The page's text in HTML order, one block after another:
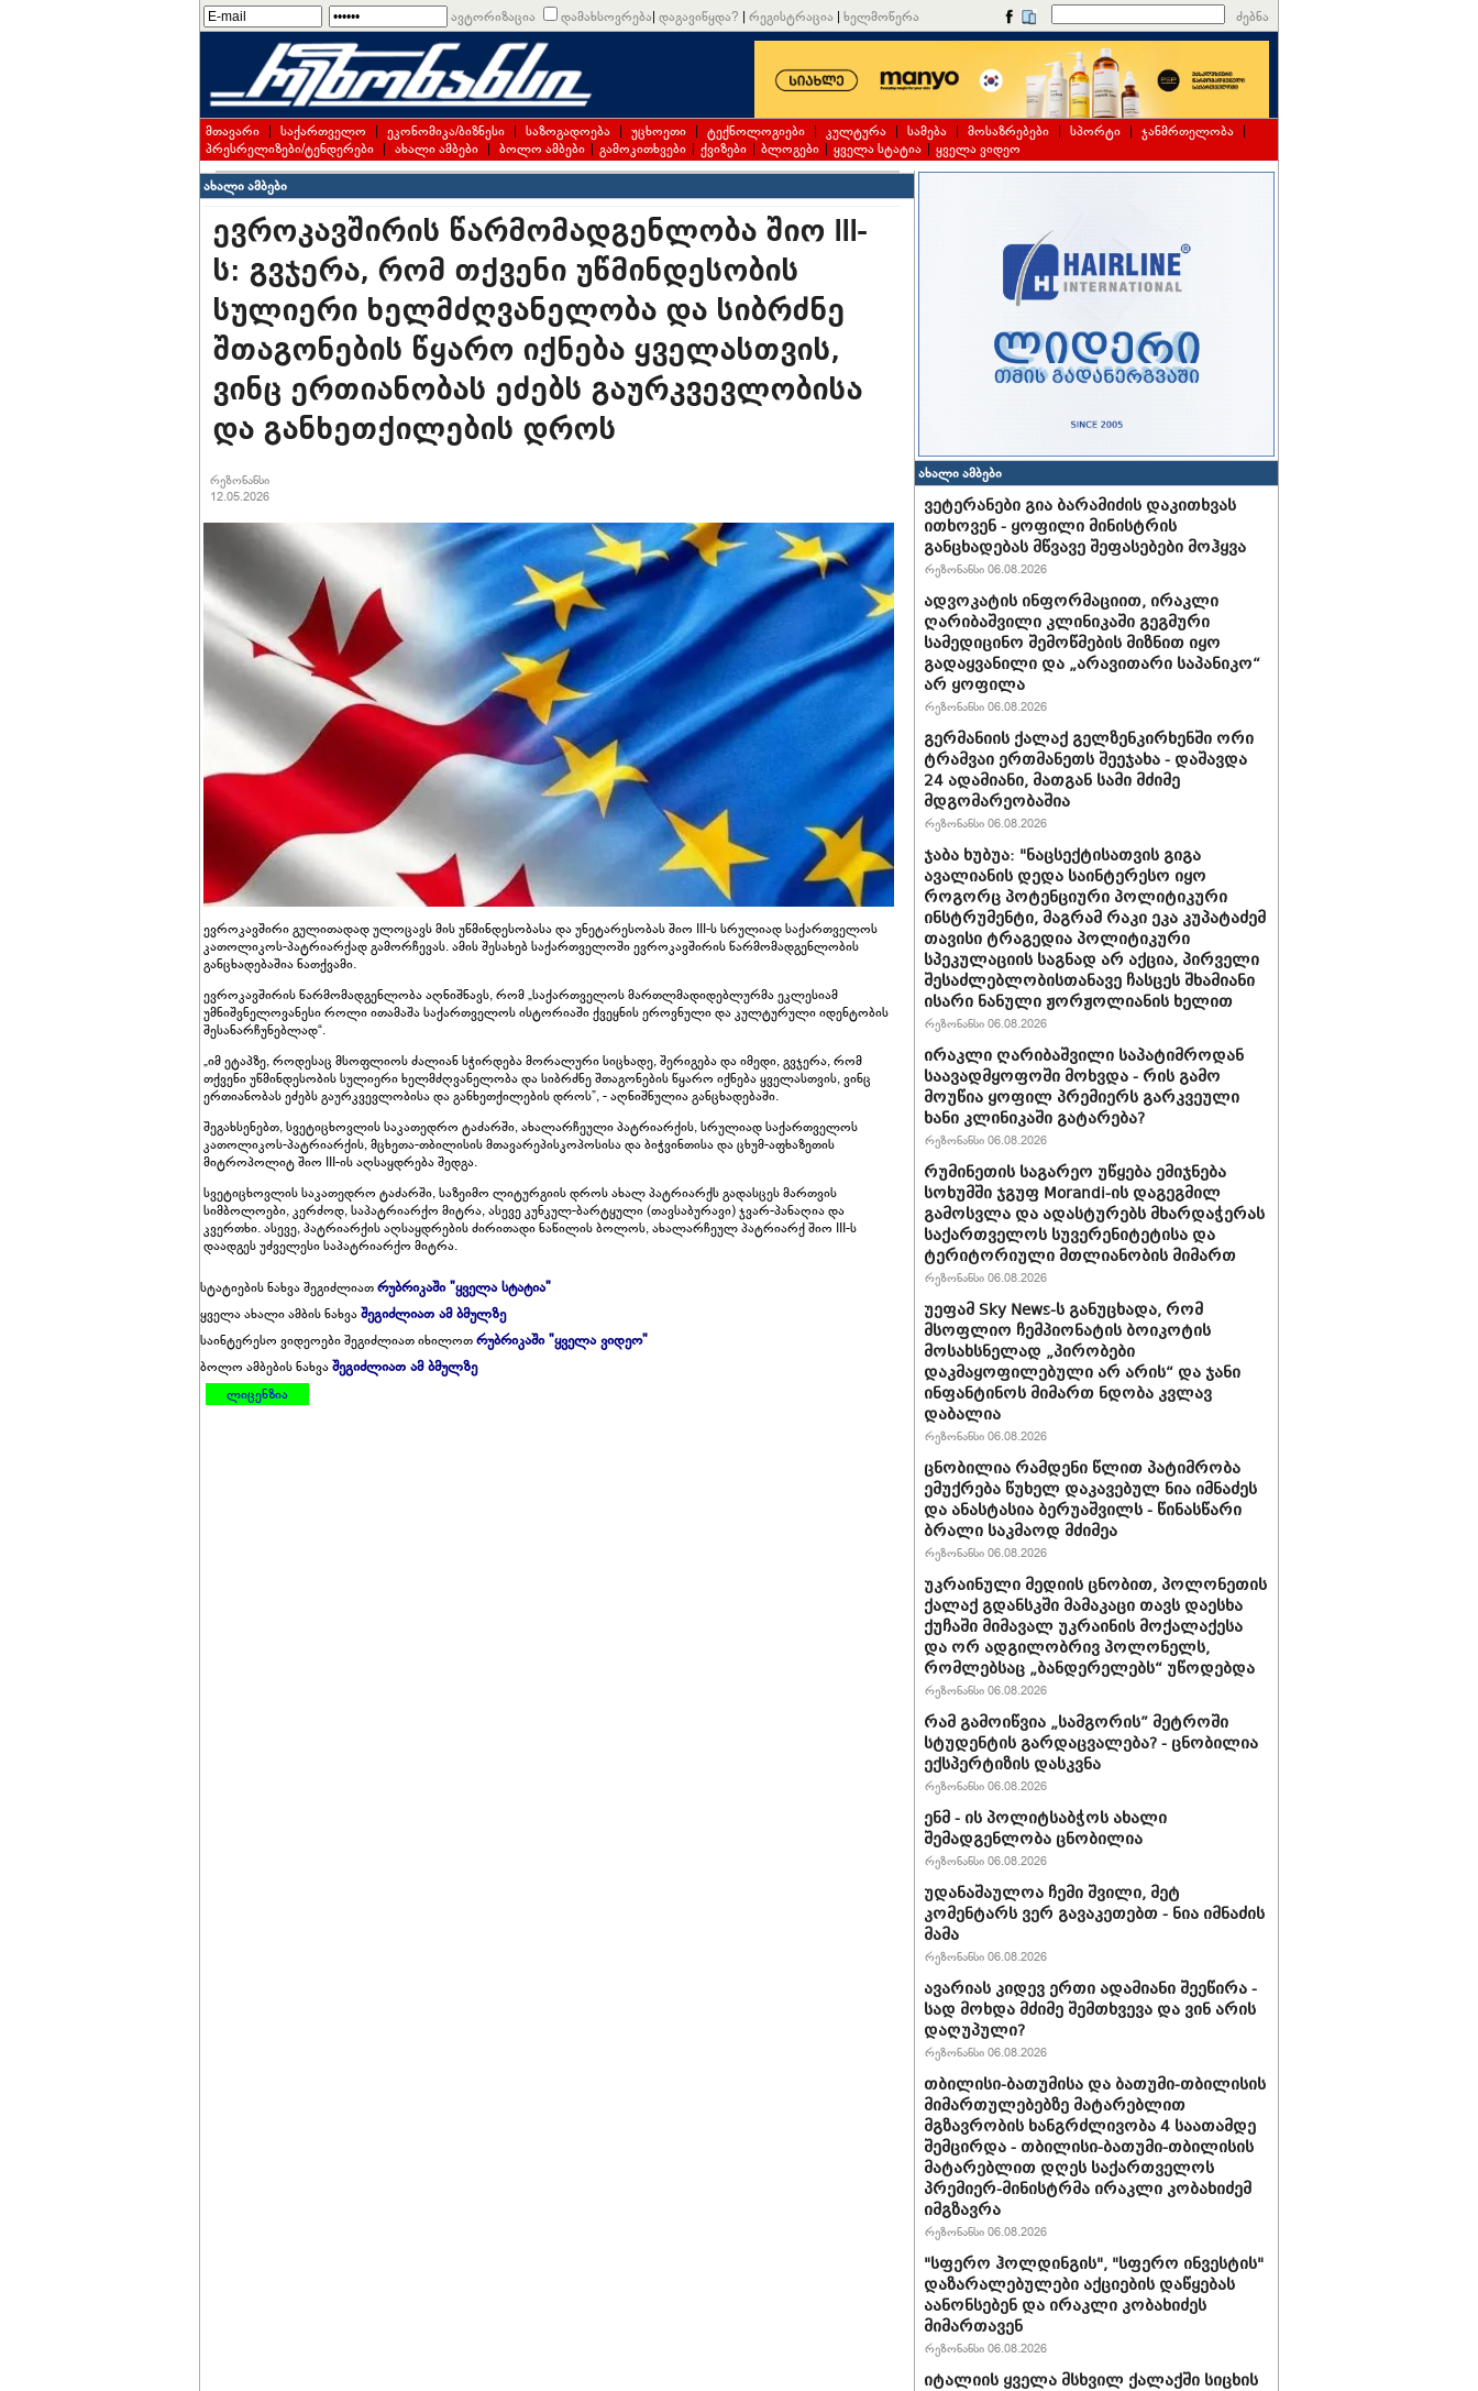
ავტორიზაცია დამახსოვრება| დაგავიწყდა? | რეგისტრაცია | ხელმოწერა ძებნა
მთავარი | საქართველო | ეკონომიკა/ბიზნესი | საზოგადოება | უცხოეთი | ტექნოლოგიები | კულტურა | სამება | მოსაზრებები | სპორტი | ჯანმრთელობა |
პრესრელიზები/ტენდერები | ახალი ამბები | ბოლო ამბები | გამოკითხვები | ქვიზები | ბლოგები | ყველა სტატია | ყველა ვიდეო
ახალი ამბები
ევროკავშირის წარმომადგენლობა შიო III-
ს: გვჯერა, რომ თქვენი უწმინდესობის
სულიერი ხელმძღვანელობა და სიბრძნე
შთაგონების წყარო იქნება ყველასთვის,
ვინც ერთიანობას ეძებს გაურკვევლობისა
და განხეთქილების დროს
რეზონანსი
12.05.2026
ევროკავშირი გულითადად ულოცავს მის უწმინდესობასა და უნეტარესობას შიო III-ს სრულიად საქართველოს
კათოლიკოს-პატრიარქად გამორჩევას. ამის შესახებ საქართველოში ევროკავშირის წარმომადგენლობის
განცხადებაშია ნათქვამი.
ევროკავშირის წარმომადგენლობა აღნიშნავს, რომ „საქართველოს მართლმადიდებლურმა ეკლესიამ
უმნიშვნელოვანესი როლი ითამაშა საქართველოს ისტორიაში ქვეყნის ეროვნული და კულტურული იდენტობის
შესანარჩუნებლად“.
„იმ ეტაპზე, როდესაც მსოფლიოს ძალიან სჭირდება მორალური სიცხადე, შერიგება და იმედი, გვჯერა, რომ
თქვენი უწმინდესობის სულიერი ხელმძღვანელობა და სიბრძნე შთაგონების წყარო იქნება ყველასთვის, ვინც
ერთიანობას ეძებს გაურკვევლობისა და განხეთქილების დროს”, - აღნიშნულია განცხადებაში.
შეგახსენებთ, სვეტიცხოვლის საკათედრო ტაძარში, ახალარჩეული პატრიარქის, სრულიად საქართველოს
კათოლიკოს-პატრიარქის, მცხეთა-თბილისის მთავარეპისკოპოსისა და ბიჭვინთისა და ცხუმ-აფხაზეთის
მიტროპოლიტ შიო III-ის აღსაყდრება შედგა.
სვეტიცხოვლის საკათედრო ტაძარში, საზეიმო ლიტურგიის დროს ახალ პატრიარქს გადასცეს მართვის
სიმბოლოები, კერძოდ, საპატრიარქო მიტრა, ასევე კუნკულ-ბარტყული (თავსაბურავი) ჯვარ-პანაღია და
კვერთხი. ასევე, პატრიარქის აღსაყდრების ძირითადი ნაწილის ბოლოს, ახალარჩეულ პატრიარქ შიო III-ს
დაადგეს უძველესი საპატრიარქო მიტრა.
სტატიების ნახვა შეგიძლიათრუბრიკაში "ყველა სტატია"
ყველა ახალი ამბის ნახვაშეგიძლიათ ამ ბმულზე
საინტერესო ვიდეოები შეგიძლიათ იხილოთრუბრიკაში "ყველა ვიდეო"
ბოლო ამბების ნახვაშეგიძლიათ ამ ბმულზე
ლიცენზია
ახალი ამბები
ვეტერანები გია ბარამიძის დაკითხვას
ითხოვენ - ყოფილი მინისტრის
განცხადებას მწვავე შეფასებები მოჰყვა
რეზონანსი 06.08.2026
ადვოკატის ინფორმაციით, ირაკლი
ღარიბაშვილი კლინიკაში გეგმური
სამედიცინო შემოწმების მიზნით იყო
გადაყვანილი და „არავითარი საპანიკო“
არ ყოფილა
რეზონანსი 06.08.2026
გერმანიის ქალაქ გელზენკირხენში ორი
ტრამვაი ერთმანეთს შეეჯახა - დაშავდა
24 ადამიანი, მათგან სამი მძიმე
მდგომარეობაშია
რეზონანსი 06.08.2026
ჯაბა ხუბუა: "ნაცსექტისათვის გიგა
ავალიანის დედა საინტერესო იყო
როგორც პოტენციური პოლიტიკური
ინსტრუმენტი, მაგრამ რაკი ეკა კუპატაძემ
თავისი ტრაგედია პოლიტიკური
სპეკულაციის საგნად არ აქცია, პირველი
შესაძლებლობისთანავე ჩასცეს შხამიანი
ისარი ნანული ჟორჟოლიანის ხელით
რეზონანსი 06.08.2026
ირაკლი ღარიბაშვილი საპატიმროდან
საავადმყოფოში მოხვდა - რის გამო
მოუწია ყოფილ პრემიერს გარკვეული
ხანი კლინიკაში გატარება?
რეზონანსი 06.08.2026
რუმინეთის საგარეო უწყება ემიჯნება
სოხუმში ჯგუფ Morandi-ის დაგეგმილ
გამოსვლა და ადასტურებს მხარდაჭერას
საქართველოს სუვერენიტეტისა და
ტერიტორიული მთლიანობის მიმართ
რეზონანსი 06.08.2026
უეფამ Sky News-ს განუცხადა, რომ
მსოფლიო ჩემპიონატის ბოიკოტის
მოსახსნელად „პირობები
დაკმაყოფილებული არ არის“ და ჯანი
ინფანტინოს მიმართ ნდობა კვლავ
დაბალია
რეზონანსი 06.08.2026
ცნობილია რამდენი წლით პატიმრობა
ემუქრება წუხელ დაკავებულ ნია იმნაძეს
და ანასტასია ბერუაშვილს - წინასწარი
ბრალი საკმაოდ მძიმეა
რეზონანსი 06.08.2026
უკრაინული მედიის ცნობით, პოლონეთის
ქალაქ გდანსკში მამაკაცი თავს დაესხა
ქუჩაში მიმავალ უკრაინის მოქალაქესა
და ორ ადგილობრივ პოლონელს,
რომლებსაც „ბანდერელებს“ უწოდებდა
რეზონანსი 06.08.2026
რამ გამოიწვია „სამგორის” მეტროში
სტუდენტის გარდაცვალება? - ცნობილია
ექსპერტიზის დასკვნა
რეზონანსი 06.08.2026
ენმ - ის პოლიტსაბჭოს ახალი
შემადგენლობა ცნობილია
რეზონანსი 06.08.2026
უდანაშაულოა ჩემი შვილი, მეტ
კომენტარს ვერ გავაკეთებთ - ნია იმნაძის
მამა
რეზონანსი 06.08.2026
ავარიას კიდევ ერთი ადამიანი შეეწირა -
სად მოხდა მძიმე შემთხვევა და ვინ არის
დაღუპული?
რეზონანსი 06.08.2026
თბილისი-ბათუმისა და ბათუმი-თბილისის
მიმართულებებზე მატარებლით
მგზავრობის ხანგრძლივობა 4 საათამდე
შემცირდა - თბილისი-ბათუმი-თბილისის
მატარებლით დღეს საქართველოს
პრემიერ-მინისტრმა ირაკლი კობახიძემ
იმგზავრა
რეზონანსი 06.08.2026
"სფერო ჰოლდინგის", "სფერო ინვესტის"
დაზარალებულები აქციების დაწყებას
აანონსებენ და ირაკლი კობახიძეს
მიმართავენ
რეზონანსი 06.08.2026
იტალიის ყველა მსხვილ ქალაქში სიცხის